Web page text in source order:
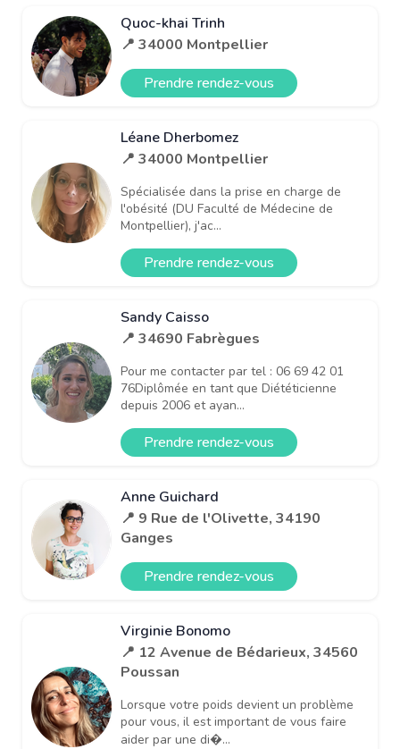
Quoc-khai Trinh
📍 34000 Montpellier
Prendre rendez-vous
Léane Dherbomez
📍 34000 Montpellier
Spécialisée dans la prise en charge de
l'obésité (DU Faculté de Médecine de
Montpellier), j'ac...
Prendre rendez-vous
Sandy Caisso
📍 34690 Fabrègues
Pour me contacter par tel : 06 69 42 01
76Diplômée en tant que Diététicienne
depuis 2006 et ayan...
Prendre rendez-vous
Anne Guichard
📍 9 Rue de l'Olivette, 34190
Ganges
Prendre rendez-vous
Virginie Bonomo
📍 12 Avenue de Bédarieux, 34560
Poussan
Lorsque votre poids devient un problème
pour vous, il est important de vous faire
aider par une di�...